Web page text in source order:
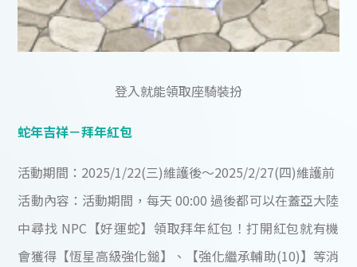
登入就能領取座騎裝扮
蛇年吉祥－拜年紅包
活動期間：2025/1/22(三)維護後～2025/2/27(四)維護前
活動內容：活動期間，每天 00:00 過後都可以在蓋亞大陸
中尋找 NPC【好運蛇】領取拜年紅包！打開紅包就有機
會獲得【恆星高級強化鎚】、【強化繼承輔助(10)】等消